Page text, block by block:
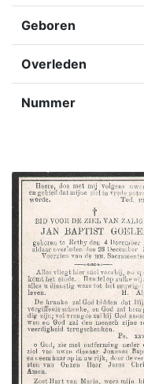
Geboren
Overleden
Nummer